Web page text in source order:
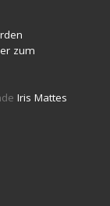
zum
Iris Mattes